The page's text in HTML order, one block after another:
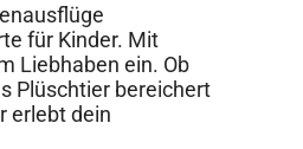
für Kinder. Mit
Liebhaben ein. Ob
Plüschtier bereichert
erlebt dein